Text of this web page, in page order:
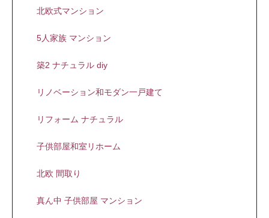
北欧式マンション
5人家族 マンション
築2 ナチュラル diy
リノベーション和モダン一戸建て
リフォーム ナチュラル
子供部屋和室リホーム
北欧 間取り
真ん中 子供部屋 マンション